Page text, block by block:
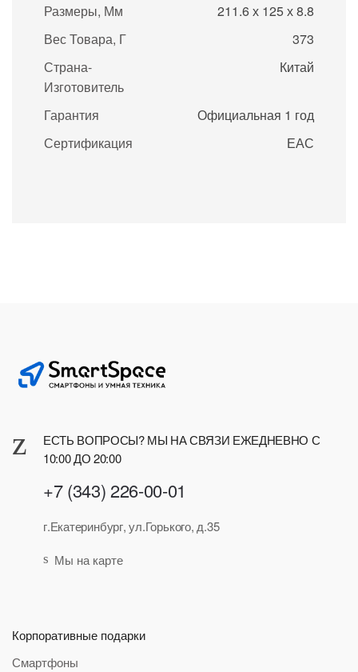
Размеры, Мм
211.6 х 125 х 8.8
Вес Товара, Г
373
Страна-
Изготовитель
Китай
Гарантия
Официальная 1 год
Сертификация
ЕАС
ЕСТЬ ВОПРОСЫ? МЫ НА СВЯЗИ ЕЖЕДНЕВНО С
10:00 ДО 20:00
+7 (343) 226-00-01
г.Екатеринбург, ул.Горького, д.35
Мы на карте
Корпоративные подарки
Смартфоны